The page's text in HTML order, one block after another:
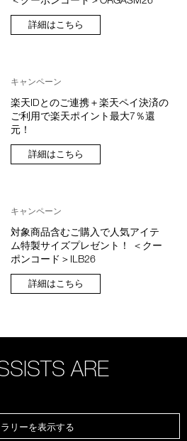
詳細はこちら
キャンペーン
楽天IDとのご連携＋楽天ペイ決済の
ご利用で楽天ポイント最大7％還
元！
詳細はこちら
キャンペーン
対象商品含むご購入で人気アイテ
ム特製サイズプレゼント！ ＜クー
ポンコード＞ILB26
詳細はこちら
ARE
リーを表示する